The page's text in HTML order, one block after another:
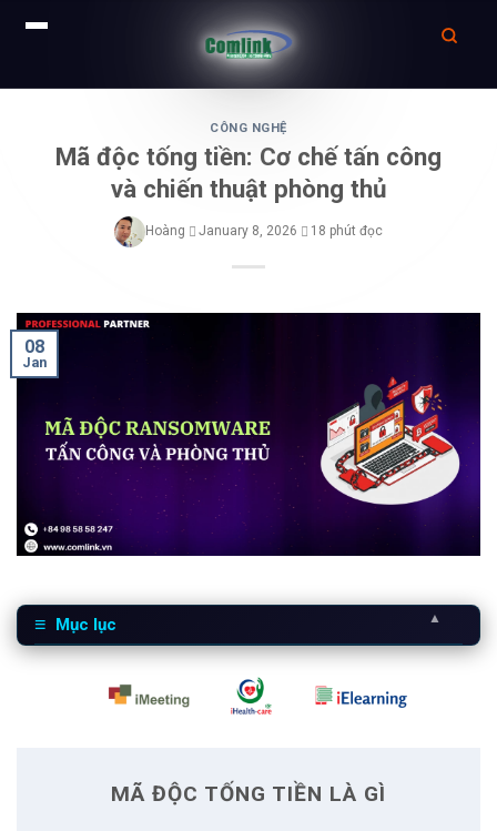
CÔNG NGHỆ
Mã độc tống tiền: Cơ chế tấn công
và chiến thuật phòng thủ
Hoàng January 8, 2026 18 phút đọc
08
Jan
Mục lục ▲
Cơ chế tấn công và mã hóa
MÃ ĐỘC TỐNG TIỀN LÀ GÌ